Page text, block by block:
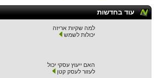
עוד בחדשות
למה שקיות אריזה
יכולות לשמש
האם ייעוץ עסקי יכול
לעזור לעסק קטן